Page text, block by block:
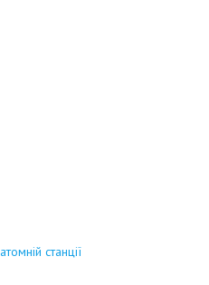
станції